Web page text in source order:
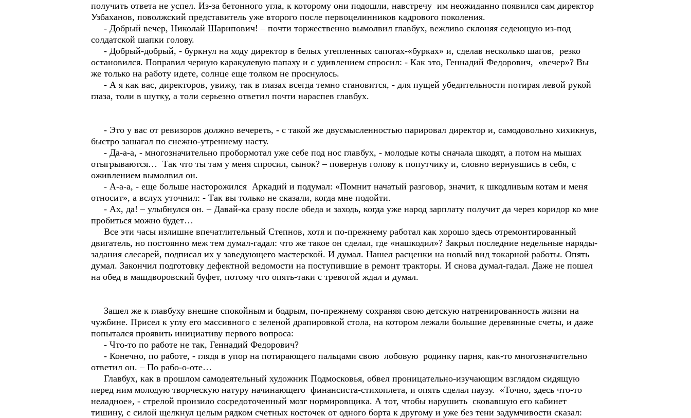
получить ответа не успел. Из-за бетонного угла, к которому они подошли, навстречу им неожиданно появился сам директор
Узбаханов, поволжский представитель уже второго после первоцелинников кадрового поколения.
- Добрый вечер, Николай Шарипович! – почти торжественно вымолвил главбух, вежливо склоняя седеющую из-под
солдатской шапки голову.
- Добрый-добрый, - буркнул на ходу директор в белых утепленных сапогах-«бурках» и, сделав несколько шагов, резко
остановился. Поправил черную каракулевую папаху и с удивлением спросил: - Как это, Геннадий Федорович, «вечер»? Вы
же только на работу идете, солнце еще толком не проснулось.
- А я как вас, директоров, увижу, так в глазах всегда темно становится, - для пущей убедительности потирая левой рукой
глаза, толи в шутку, а толи серьезно ответил почти нараспев главбух.
- Это у вас от ревизоров должно вечереть, - с такой же двусмысленностью парировал директор и, самодовольно хихикнув,
быстро зашагал по снежно-утреннему насту.
- Да-а-а, - многозначительно пробормотал уже себе под нос главбух, - молодые коты сначала шкодят, а потом на мышах
отыгрываются… Так что ты там у меня спросил, сынок? – повернув голову к попутчику и, словно вернувшись в себя, с
оживлением вымолвил он.
- А-а-а, - еще больше насторожился Аркадий и подумал: «Помнит начатый разговор, значит, к шкодливым котам и меня
относит», а вслух уточнил: - Так вы только не сказали, когда мне подойти.
- Ах, да! – улыбнулся он. – Давай-ка сразу после обеда и заходь, когда уже народ зарплату получит да через коридор ко мне
пробиться можно будет…
Все эти часы излишне впечатлительный Степнов, хотя и по-прежнему работал как хорошо здесь отремонтированный
двигатель, но постоянно меж тем думал-гадал: что же такое он сделал, где «нашкодил»? Закрыл последние недельные наряды-
задания слесарей, подписал их у заведующего мастерской. И думал. Нашел расценки на новый вид токарной работы. Опять
думал. Закончил подготовку дефектной ведомости на поступившие в ремонт тракторы. И снова думал-гадал. Даже не пошел
на обед в машдворовский буфет, потому что опять-таки с тревогой ждал и думал.
Зашел же к главбуху внешне спокойным и бодрым, по-прежнему сохраняя свою детскую натренированность жизни на
чужбине. Присел к углу его массивного с зеленой драпировкой стола, на котором лежали большие деревянные счеты, и даже
попытался проявить инициативу первого вопроса:
- Что-то по работе не так, Геннадий Федорович?
- Конечно, по работе, - глядя в упор на потирающего пальцами свою лобовую родинку парня, как-то многозначительно
ответил он. – По рабо-о-оте…
Главбух, как в прошлом самодеятельный художник Подмосковья, обвел проницательно-изучающим взглядом сидящую
перед ним молодую творческую натуру начинающего финансиста-стихоплета, и опять сделал паузу. «Точно, здесь что-то
неладное», - стрелой пронзило сосредоточенный мозг нормировщика. А тот, чтобы нарушить сковавшую его кабинет
тишину, с силой щелкнул целым рядком счетных косточек от одного борта к другому и уже без тени задумчивости сказал: